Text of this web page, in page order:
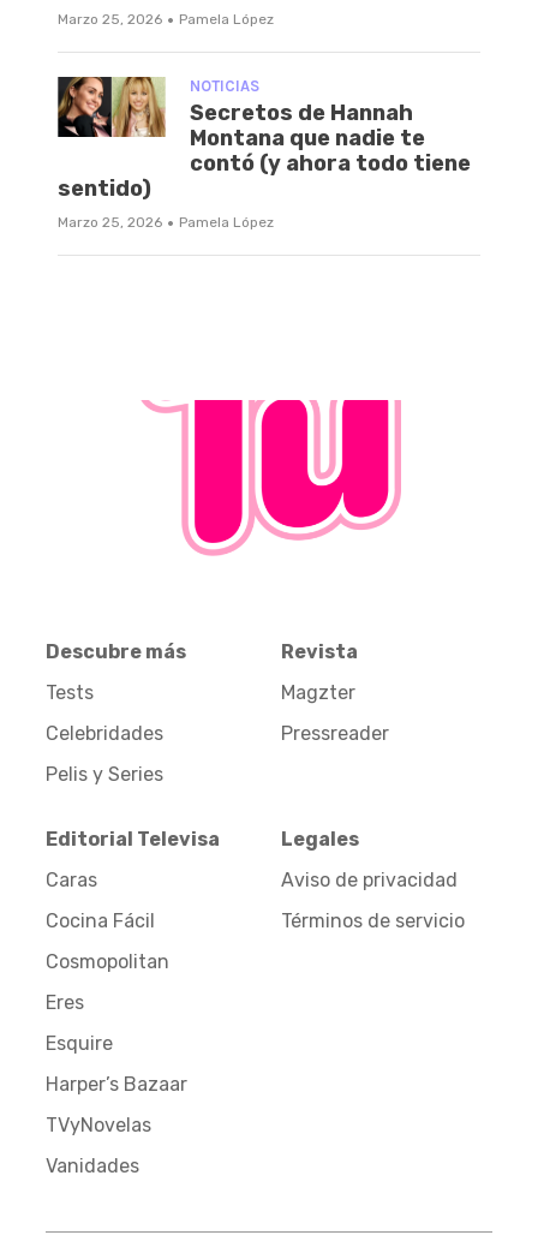
Marzo 25, 2026 · Pamela López
NOTICIAS
Secretos de Hannah
Montana que nadie te
contó (y ahora todo tiene
sentido)
Marzo 25, 2026 · Pamela López
Descubre más
Tests
Celebridades
Pelis y Series
Revista
Magzter
Pressreader
Editorial Televisa
Caras
Cocina Fácil
Cosmopolitan
Eres
Esquire
Harper’s Bazaar
TVyNovelas
Vanidades
Legales
Aviso de privacidad
Términos de servicio